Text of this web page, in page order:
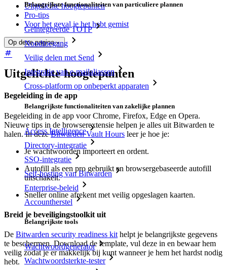
Belangrijkste functionaliteiten van particuliere plannen
Geïntegreerde TOTP
Noodtoegang
Veilig delen met Send
Integratie van e-mailaliassen
Cross-platform op onbeperkt apparaten
Belangrijkste functionaliteiten van zakelijke plannen
Access Intelligence
Directory-integratie
SSO-integratie
Self-hosting van Bitwarden
Enterprise-beleid
Accountherstel
Belangrijkste tools
Wachtwoordgenerator
Wachtwoordsterkte-tester
Uitgelichte hoogtepunten
Pro-tips
Voor het geval je het hebt gemist
Op deze pagina
Uitgelichte hoogtepunten
Begeleiding in de app
Begeleiding in de app voor Chrome, Firefox, Edge en Opera.
Nieuwe tips in de browserextensie helpen je alles uit Bitwarden te
halen. In dezeBitwarden Vault Hours leer je hoe je:
Je wachtwoorden importeert en ordent.
Autofill als een pro gebruikt en browsergebaseerde autofill
uitschakelt.
Sneller online afrekent met veilig opgeslagen kaarten.
Breid je beveiligingstoolkit uit
De Bitwarden security readiness kit helpt je belangrijkste gegevens
te beschermen. Download de template, vul deze in en bewaar hem
veilig zodat je er makkelijk bij kunt wanneer je hem het hardst nodig
hebt.